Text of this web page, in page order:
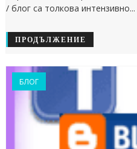
/ блог са толкова интензивно...
ПРОДЪЛЖЕНИЕ
БЛОГ